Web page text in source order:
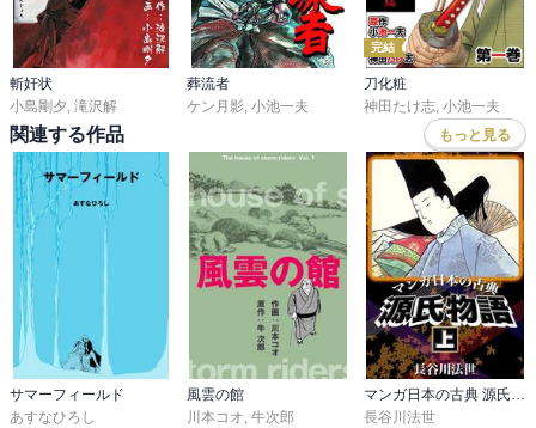
斬奸状
小島剛夕 滝沢解
葬流者
ケン月影 小池一夫
完結
刀化粧
神田たけ志 小池一夫
関連する作品 もっと見る
サマーフィールド
あすなひろし
風雲の館
川本コオ, 牛次郎
マンガ日本の古典 源氏物語
長谷川法世